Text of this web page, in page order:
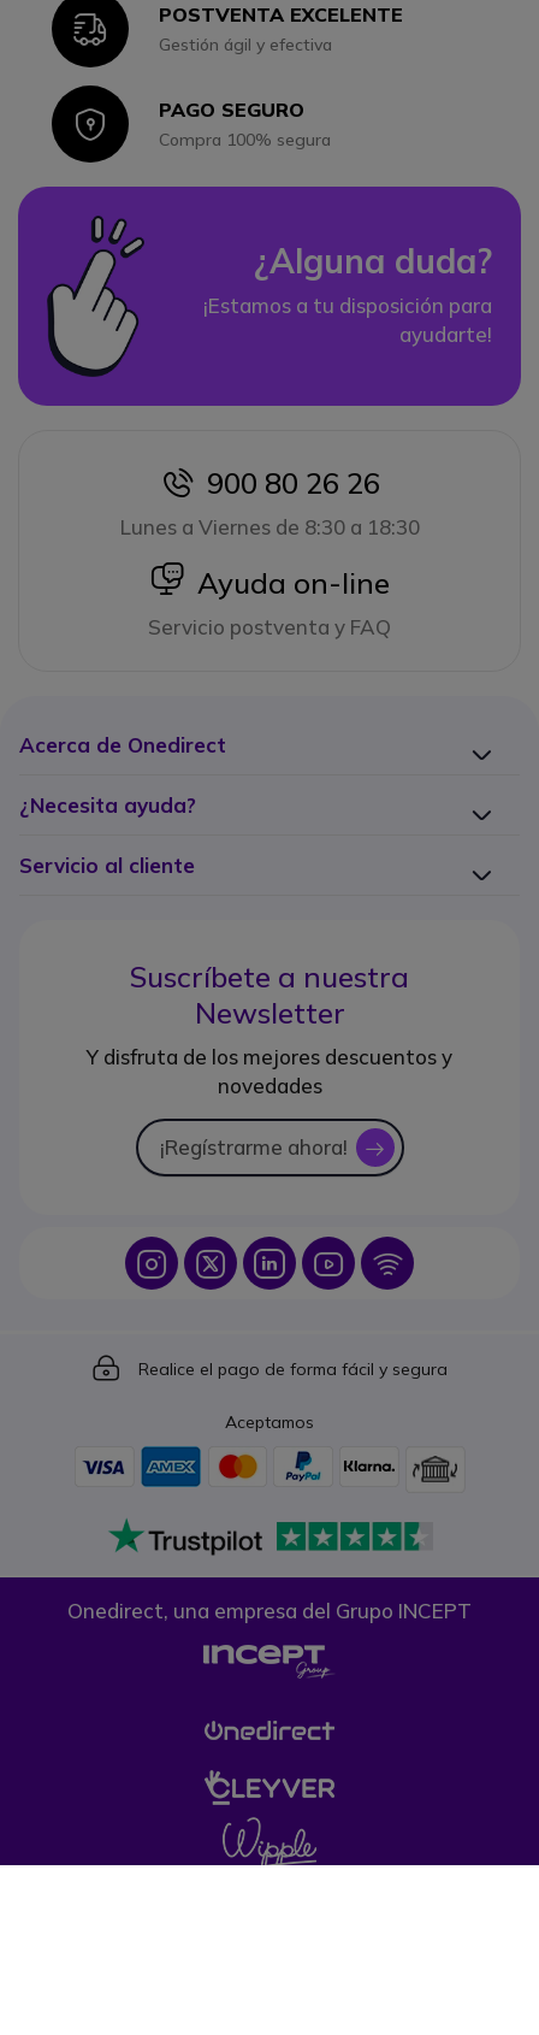
IconPOSTVENTA EXCELENTE
Gestión ágil y efectiva
IconPAGO SEGURO
Compra 100% segura
¿Alguna duda?
¡Estamos a tu disposición para
ayudarte!
icon
900 80 26 26
Lunes a Viernes de 8:30 a 18:30
icon
Ayuda on-line
Servicio postventa y FAQ
Acerca de Onedirect
¿Necesita ayuda?
Servicio al cliente
Suscríbete a nuestra
Newsletter
Y disfruta de los mejores descuentos y
novedades
¡Regístrarme ahora! icon
Icon IconIcon Icon Icon
Icon
Realice el pago de forma fácil y segura
Aceptamos
Onedirect, una empresa del Grupo INCEPT